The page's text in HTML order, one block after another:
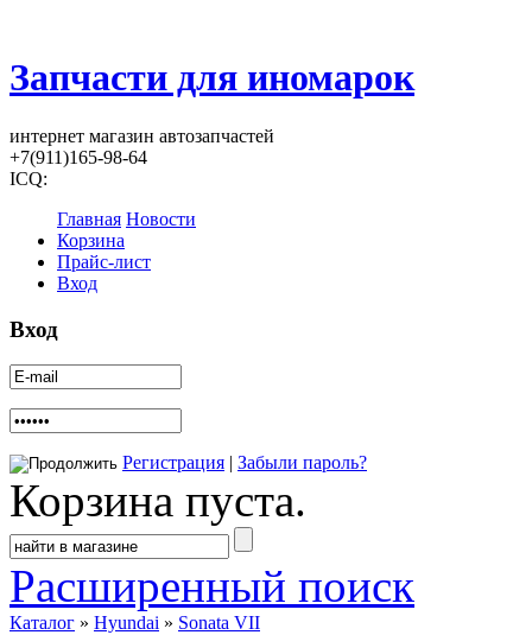
Запчасти для иномарок
интернет магазин автозапчастей
+7(911)165-98-64
ICQ:
Главная Новости
Корзина
Прайс-лист
Вход
Вход
Регистрация | Забыли пароль?
Корзина пуста.
Расширенный поиск
Каталог » Hyundai » Sonata VII